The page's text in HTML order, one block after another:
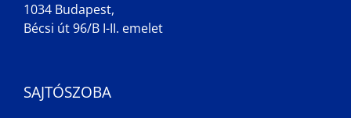
1034 Budapest,
Bécsi út 96/B I-II. emelet
SAJTÓSZOBA